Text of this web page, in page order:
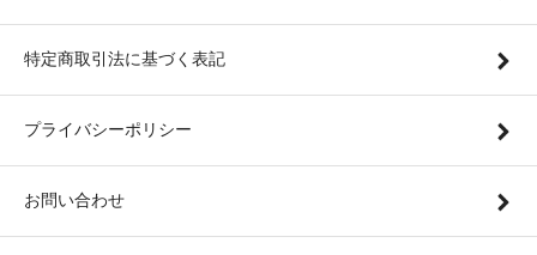
特定商取引法に基づく表記
プライバシーポリシー
お問い合わせ